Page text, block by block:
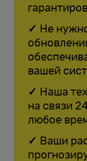
Не
вашей
Наша
на связи
любое
Ваши